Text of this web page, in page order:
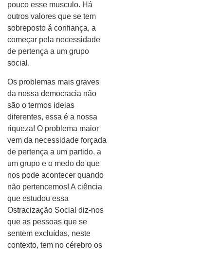
pouco esse musculo. Há
outros valores que se tem
sobreposto á confiança, a
começar pela necessidade
de pertença a um grupo
social.
Os problemas mais graves
da nossa democracia não
são o termos ideias
diferentes, essa é a nossa
riqueza! O problema maior
vem da necessidade forçada
de pertença a um partido, a
um grupo e o medo do que
nos pode acontecer quando
não pertencemos! A ciência
que estudou essa
Ostracização Social diz-nos
que as pessoas que se
sentem excluídas, neste
contexto, tem no cérebro os